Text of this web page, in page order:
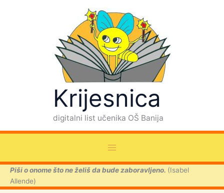
Krijesnica
digitalni list učenika OŠ Banija
Piši o onome što ne želiš da bude zaboravljeno. (Isabel
Allende)